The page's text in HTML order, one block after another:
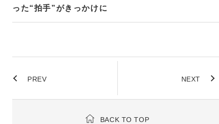
った“拍手”がきっかけに
PREV NEXT
BACK TO TOP